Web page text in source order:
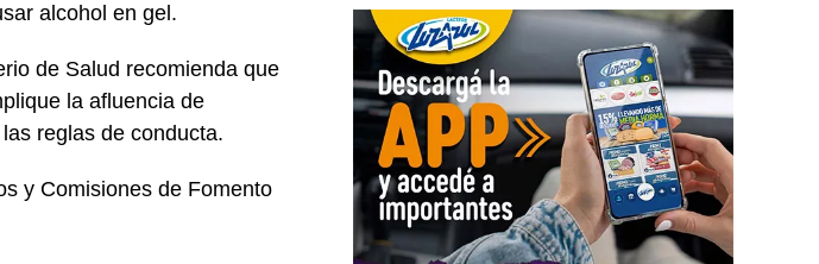
alcohol en gel.
de Salud recomienda que
la afluencia de
reglas de conducta.
y Comisiones de Fomento